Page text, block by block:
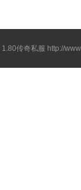
1.80传奇私服 http://